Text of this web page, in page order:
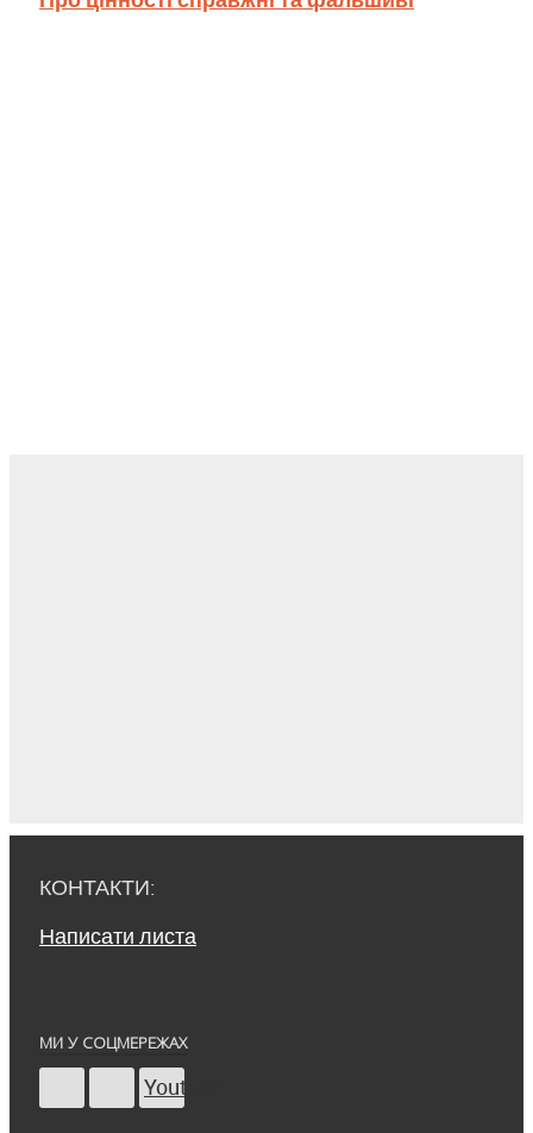
КОНТАКТИ:
Написати листа
МИ У СОЦМЕРЕЖАХ
Youtube